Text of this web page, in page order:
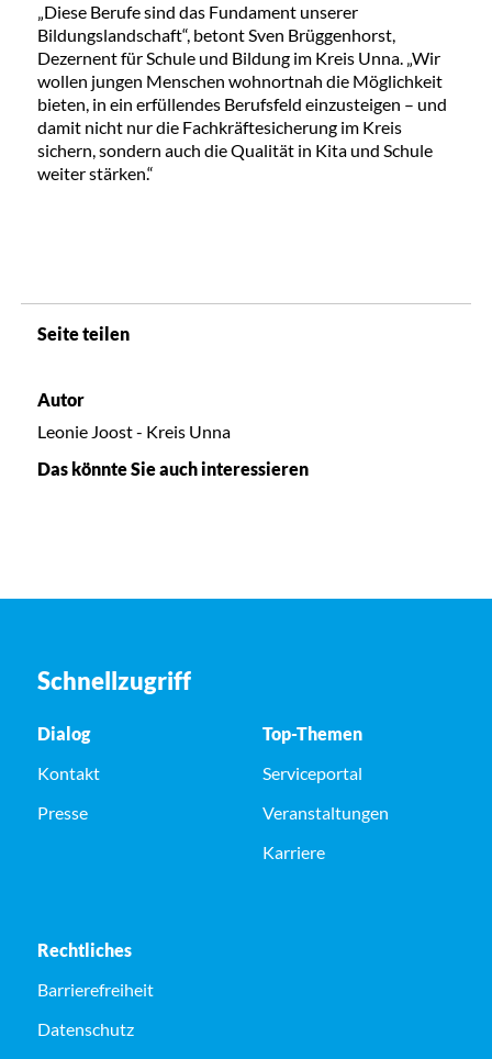
„Diese Berufe sind das Fundament unserer
Bildungslandschaft“, betont Sven Brüggenhorst,
Dezernent für Schule und Bildung im Kreis Unna. „Wir
wollen jungen Menschen wohnortnah die Möglichkeit
bieten, in ein erfüllendes Berufsfeld einzusteigen – und
damit nicht nur die Fachkräftesicherung im Kreis
sichern, sondern auch die Qualität in Kita und Schule
weiter stärken.“
Seite teilen
Autor
Leonie Joost - Kreis Unna
Das könnte Sie auch interessieren
Schnellzugriff
Dialog
Kontakt
Presse
Top-Themen
Serviceportal
Veranstaltungen
Karriere
Rechtliches
Barrierefreiheit
Datenschutz